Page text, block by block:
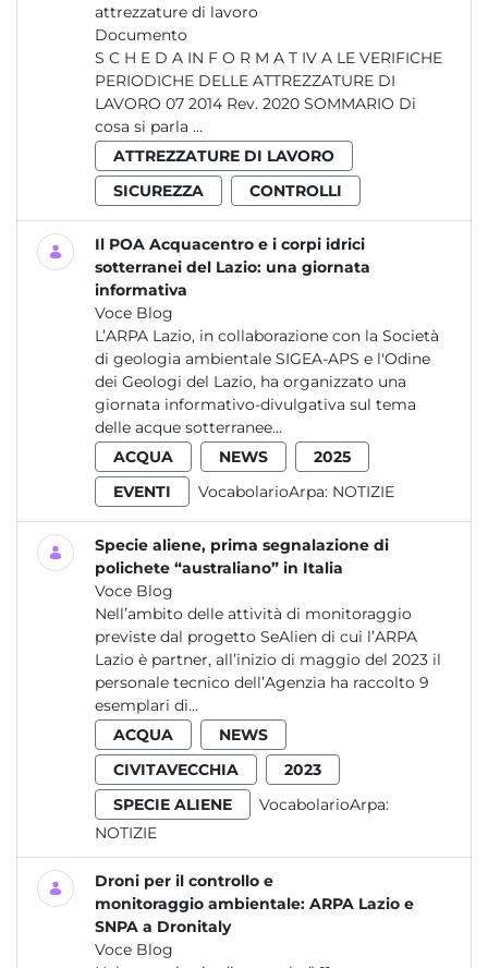
attrezzature di lavoro
Documento
S C H E D A IN F O R M A T IV A LE VERIFICHE
PERIODICHE DELLE ATTREZZATURE DI
LAVORO 07 2014 Rev. 2020 SOMMARIO Di
cosa si parla ...
ATTREZZATURE DI LAVORO
SICUREZZA
CONTROLLI
Il POA Acquacentro e i corpi idrici
sotterranei del Lazio: una giornata
informativa
Voce Blog
L’ARPA Lazio, in collaborazione con la Società
di geologia ambientale SIGEA-APS e l'Odine
dei Geologi del Lazio, ha organizzato una
giornata informativo-divulgativa sul tema
delle acque sotterranee...
ACQUA
NEWS
2025
EVENTI
VocabolarioArpa: NOTIZIE
Specie aliene, prima segnalazione di
polichete “australiano” in Italia
Voce Blog
Nell’ambito delle attività di monitoraggio
previste dal progetto SeAlien di cui l’ARPA
Lazio è partner, all’inizio di maggio del 2023 il
personale tecnico dell’Agenzia ha raccolto 9
esemplari di...
ACQUA
NEWS
CIVITAVECCHIA
2023
SPECIE ALIENE
VocabolarioArpa:
NOTIZIE
Droni per il controllo e
monitoraggio ambientale: ARPA Lazio e
SNPA a Dronitaly
Voce Blog